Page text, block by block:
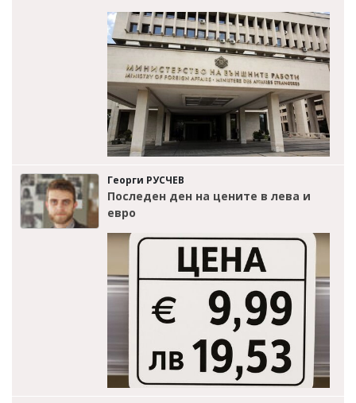
Георги РУСЧЕВ
Последен ден на цените в лева и
евро